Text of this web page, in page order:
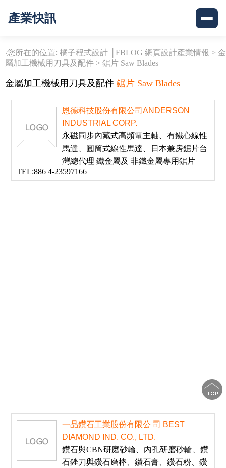
產業快訊
‧您所在的位置: 橘子程式設計 │FBLOG 網頁設計產業情報 > 金
屬加工機械用刀具及配件 > 鋸片 Saw Blades
金屬加工機械用刀具及配件 鋸片 Saw Blades
恩德科技股份有限公司ANDERSON
INDUSTRIAL CORP.
永磁同步內藏式高頻電主軸、有鐵心線性
馬達、圓筒式線性馬達、日本兼房鋸片台
灣總代理 鐵金屬及 非鐵金屬專用鋸片
TEL:886 4-23597166
一品鑽石工業股份有限公 司 BEST
DIAMOND IND. CO., LTD.
鑽石與CBN研磨砂輪、內孔研磨砂輪、鑽
石銼刀與鑽石磨棒、鑽石膏、鑽石粉、鑽